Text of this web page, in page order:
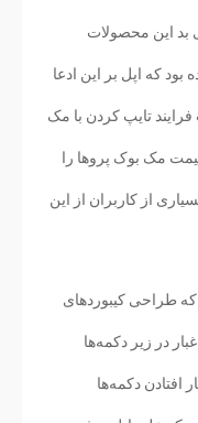
بد این محصولات
که اپل بر این ادعا
تایپ کردن با مک
مک بوک پروها را
از کاربران از این
طراحی کیبوردهای
در زیر دکمه‌ها
افتادن دکمه‌ها